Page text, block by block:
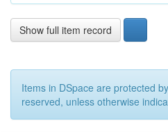
Show full item record
Items in DSpace are protected
reserved, unless otherwise